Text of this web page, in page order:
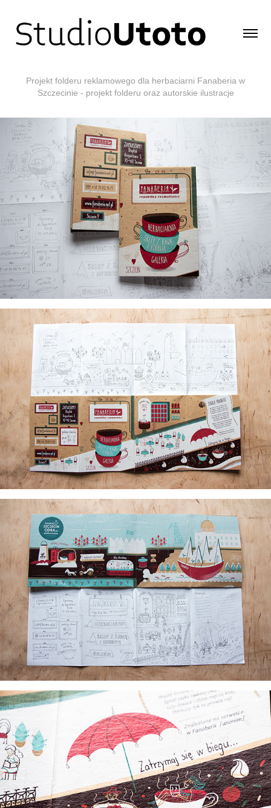
Projekt folderu reklamowego dla herbaciarni Fanaberia w
Szczecinie - projekt folderu oraz autorskie ilustracje